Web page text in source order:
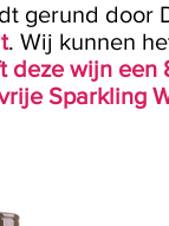
gerund door
. Wij kunnen
deze wijn een
Sparkling